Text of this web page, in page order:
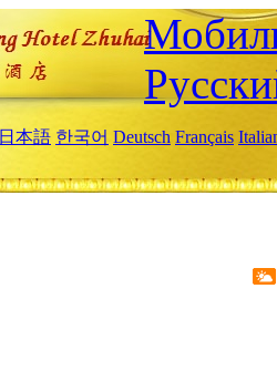
日本語 한국어 Deutsch Français